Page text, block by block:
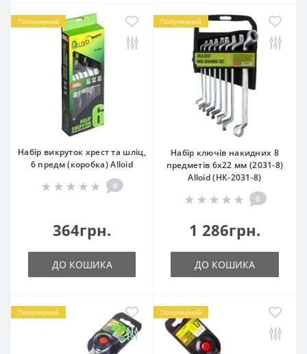
Популярний
Набір викруток хрест та шліц,
6 предм (коробка) Alloid
0
364грн.
ДО КОШИКА
Популярний
Набір ключів накидних 8
предметів 6х22 мм (2031-8)
Alloid (НК-2031-8)
0
1 286грн.
ДО КОШИКА
Популярний Популярний